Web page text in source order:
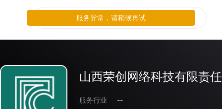
山西荣创网络科技有限责
服务行业
--
服务异常，请稍候再试